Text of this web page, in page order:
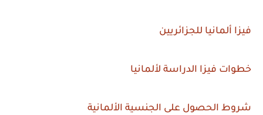
فيزا ألمانيا للجزائريين
خطوات فيزا الدراسة لألمانيا
شروط الحصول على الجنسية الألمانية